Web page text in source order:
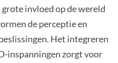
invloed op de wereld
de perceptie en
Het integreren
inspanningen zorgt voor